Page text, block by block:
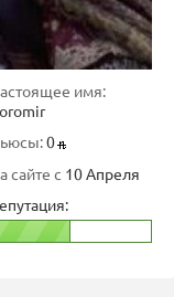
имя:
0
сайте с 10 Апреля